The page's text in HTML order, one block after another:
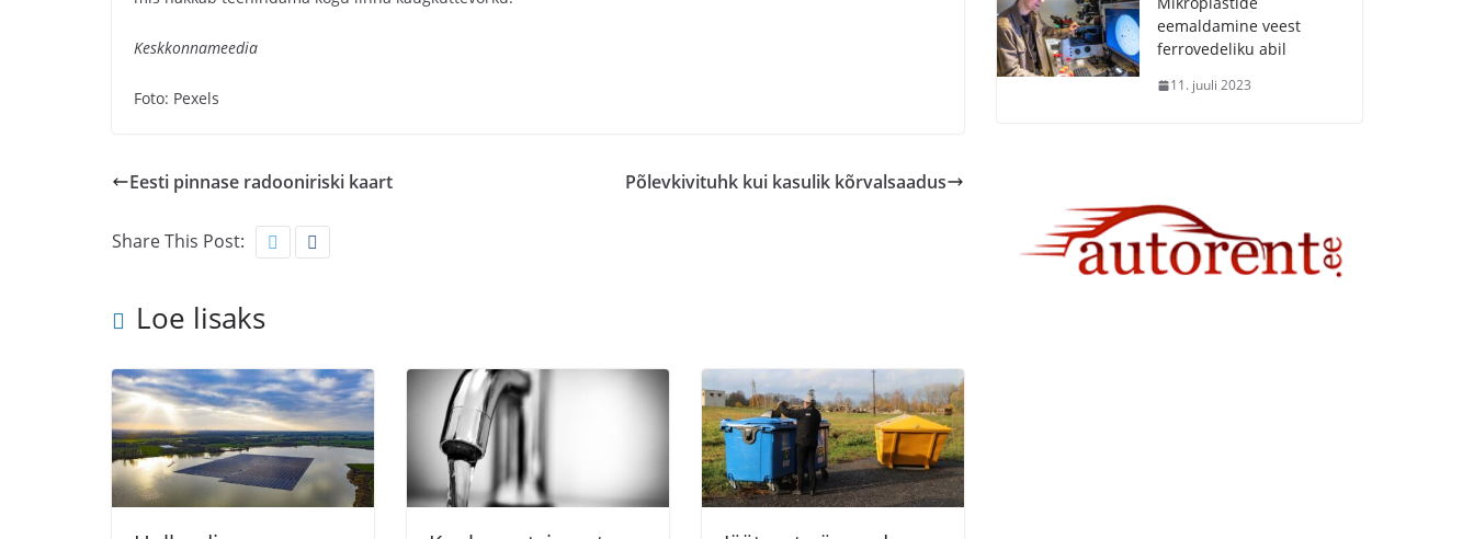
Keskkonnameedia
Foto: Pexels
Eesti pinnase radooniriski kaart Põlevkivituhk kui kasulik kõrvalsaadus
Share This Post:
Loe lisaks
eemaldamine veest
ferrovedeliku abil
11. juuli 2023